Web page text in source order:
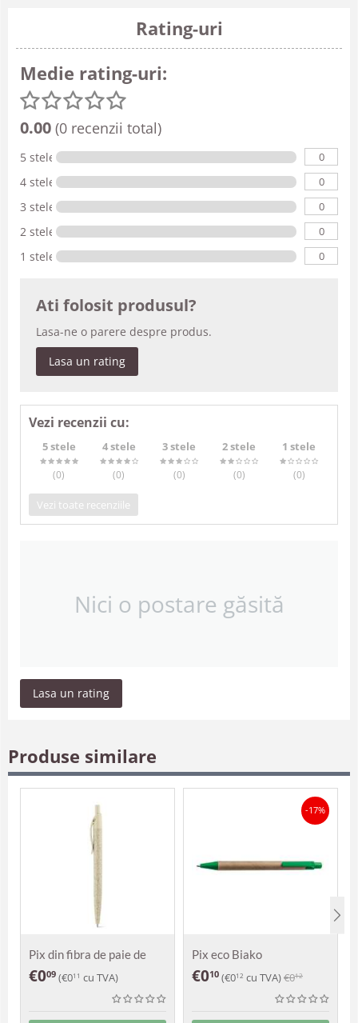
Rating-uri
Medie rating-uri:
0.00 (0 recenzii total)
5 stele 0
4 stele 0
3 stele 0
2 stele 0
1 stele 0
Ati folosit produsul?
Lasa-ne o parere despre produs.
Lasa un rating
Vezi recenzii cu:
5 stele
(0)
4 stele
(0)
3 stele
(0)
2 stele
(0)
1 stele
(0)
Vezi toate recenziile
Nici o postare găsită
Lasa un rating
Produse similare
Pix din fibra de paie de
grau Camilla
€009 (€011 cu TVA)
-17%
Pix eco Biako
€010 (€012 cu TVA)€012